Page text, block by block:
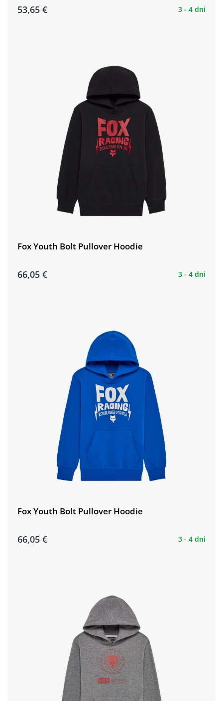
53,65 € 3 - 4 dni
Fox Youth Bolt Pullover Hoodie
66,05 € 3 - 4 dni
Fox Youth Bolt Pullover Hoodie
66,05 € 3 - 4 dni